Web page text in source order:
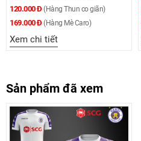
120.000 Đ (Hàng Thun co giãn)
169.000 Đ (Hàng Mè Caro)
Xem chi tiết
Sản phẩm đã xem